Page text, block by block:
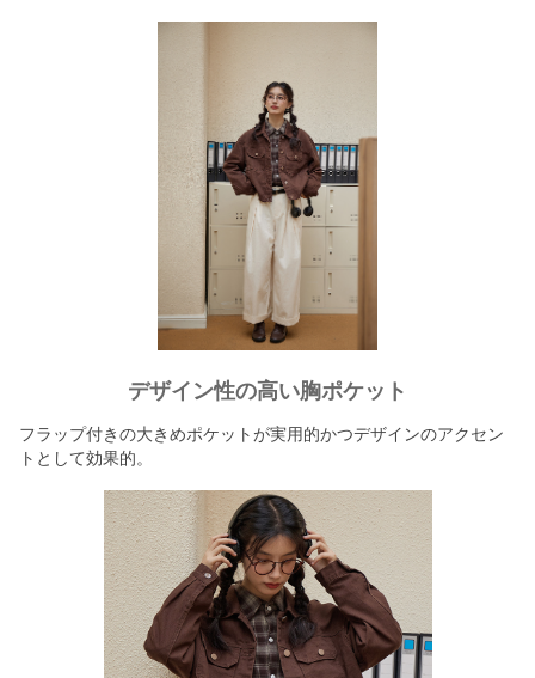
デザイン性の高い胸ポケット
フラップ付きの大きめポケットが実用的かつデザインのアクセン
トとして効果的。